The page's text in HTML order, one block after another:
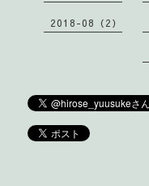
2018-08（2）